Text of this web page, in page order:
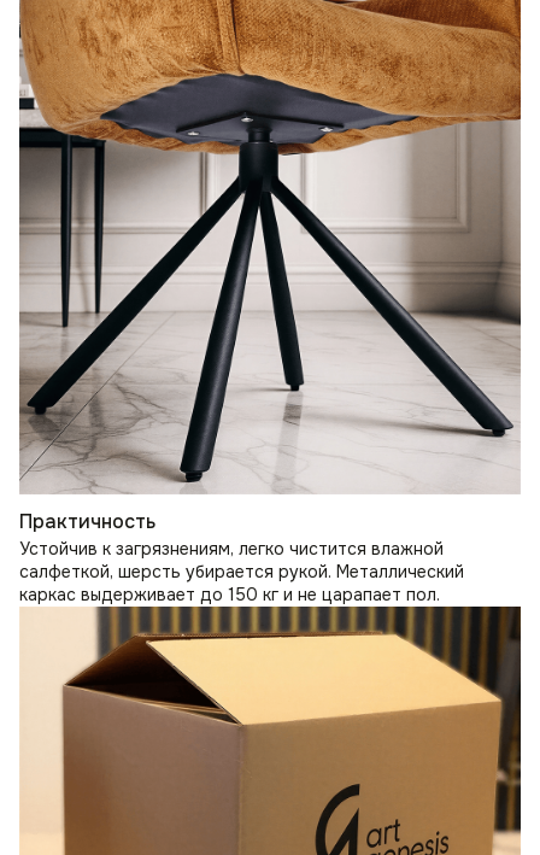
Практичность
Устойчив к загрязнениям, легко чистится влажной
салфеткой, шерсть убирается рукой. Металлический
каркас выдерживает до 150 кг и не царапает пол.